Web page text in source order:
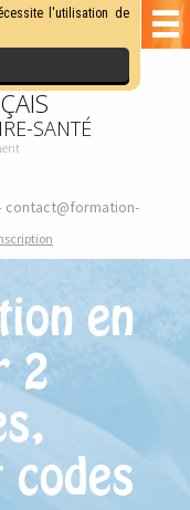
SANTÉ
contact@formation-
en
2